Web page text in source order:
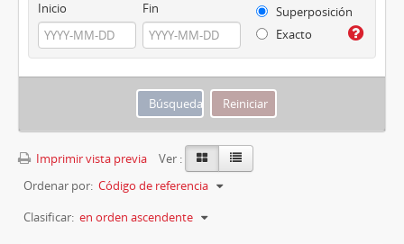
Inicio Fin
Superposición
Exacto
Imprimir vista previa
Ver :
Ordenar por: Código de referencia
Clasificar: en orden ascendente